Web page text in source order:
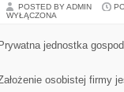
POSTED BY ADMIN
WYŁĄCZONA
Prywatna jednostka
osobistej firmy